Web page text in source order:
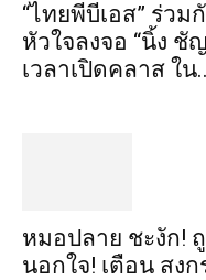
“ไทยพีบีเอส” ร่วม
หัวใจลงจอ “นิ้ง
เวลาเปิดคลาส ใน
หมอปลาย ชะงัก! ถู
นอกใจ! เตือน สง